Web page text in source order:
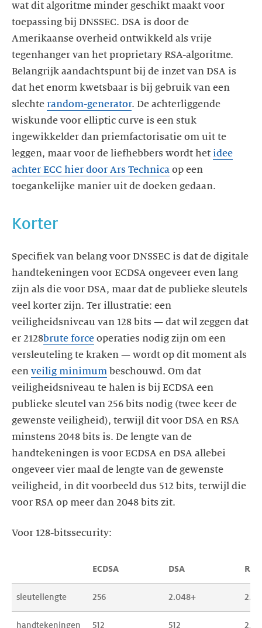
wat dit algoritme minder geschikt maakt voor
toepassing bij DNSSEC. DSA is door de
Amerikaanse overheid ontwikkeld als vrije
tegenhanger van het proprietary RSA-algoritme.
Belangrijk aandachtspunt bij de inzet van DSA is
dat het enorm kwetsbaar is bij gebruik van een
slechte random-generator. De achterliggende
wiskunde voor elliptic curve is een stuk
ingewikkelder dan priemfactorisatie om uit te
leggen, maar voor de liefhebbers wordt het idee
achter ECC hier door Ars Technica op een
toegankelijke manier uit de doeken gedaan.
Korter
Specifiek van belang voor DNSSEC is dat de digitale
handtekeningen voor ECDSA ongeveer even lang
zijn als die voor DSA, maar dat de publieke sleutels
veel korter zijn. Ter illustratie: een
veiligheidsniveau van 128 bits — dat wil zeggen dat
er 2128brute force operaties nodig zijn om een
versleuteling te kraken — wordt op dit moment als
een veilig minimum beschouwd. Om dat
veiligheidsniveau te halen is bij ECDSA een
publieke sleutel van 256 bits nodig (twee keer de
gewenste veiligheid), terwijl dit voor DSA en RSA
minstens 2048 bits is. De lengte van de
handtekeningen is voor ECDSA en DSA allebei
ongeveer vier maal de lengte van de gewenste
veiligheid, in dit voorbeeld dus 512 bits, terwijl die
voor RSA op meer dan 2048 bits zit.
Voor 128-bitssecurity:
ECDSA DSA RSA
sleutellengte 256 2.048+
handtekeningen 512 512